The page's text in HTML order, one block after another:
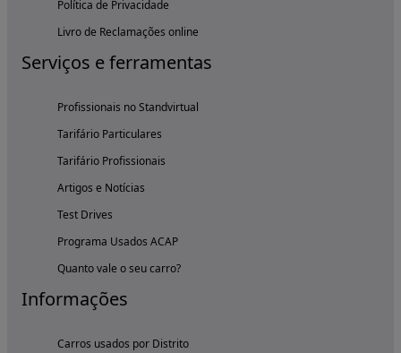
Política de Privacidade
Livro de Reclamações online
Serviços e ferramentas
Profissionais no Standvirtual
Tarifário Particulares
Tarifário Profissionais
Artigos e Notícias
Test Drives
Programa Usados ACAP
Quanto vale o seu carro?
Informações
Carros usados por Distrito